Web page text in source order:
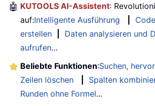
🤖 KUTOOLS AI-Assistent:
auf:Intelligente Ausführung
erstellen
Daten analysieren und
aufrufen…
Beliebte Funktionen:Suchen,
Zeilen löschen
Spalten
Runden ohne Formel...